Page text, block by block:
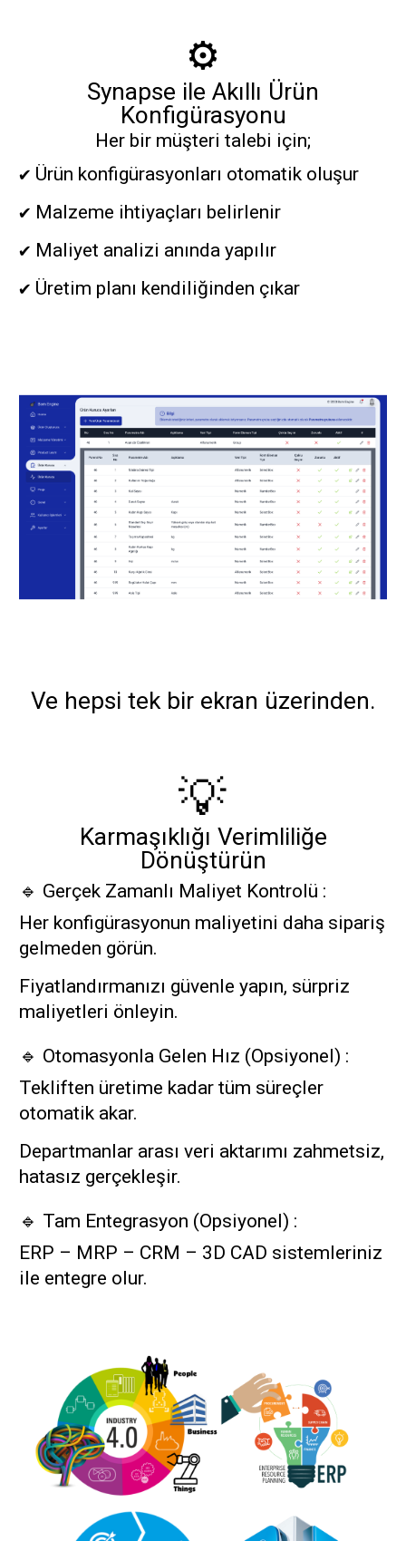
⚙️
Synapse ile Akıllı Ürün
Konfigürasyonu
Her bir müşteri talebi için;
✔️ Ürün konfigürasyonları otomatik oluşur
✔️ Malzeme ihtiyaçları belirlenir
✔️ Maliyet analizi anında yapılır
✔️ Üretim planı kendiliğinden çıkar
Ve hepsi tek bir ekran üzerinden.
💡
Karmaşıklığı Verimliliğe
Dönüştürün
🔹 Gerçek Zamanlı Maliyet Kontrolü :
Her konfigürasyonun maliyetini daha sipariş
gelmeden görün.
Fiyatlandırmanızı güvenle yapın, sürpriz
maliyetleri önleyin.
🔹 Otomasyonla Gelen Hız (Opsiyonel) :
Tekliften üretime kadar tüm süreçler
otomatik akar.
Departmanlar arası veri aktarımı zahmetsiz,
hatasız gerçekleşir.
🔹 Tam Entegrasyon (Opsiyonel) :
ERP – MRP – CRM – 3D CAD sistemleriniz
ile entegre olur.